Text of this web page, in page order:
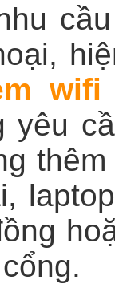
cầu
yêu